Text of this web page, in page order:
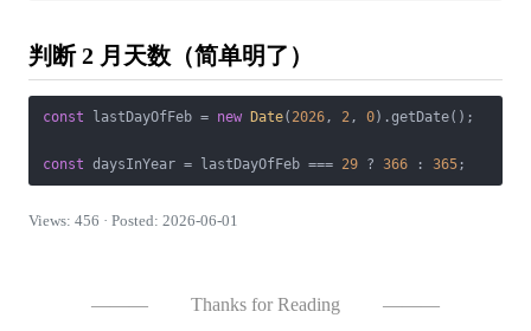
判断 2 月天数（简单明了）
const lastDayOfFeb = new Date( 2026, 2, 0).getDate();
const daysInYear = lastDayOfFeb === 29 ? 366 : 365
Views: 456 · Posted: 2026-06-01
——— Thanks for Reading ———